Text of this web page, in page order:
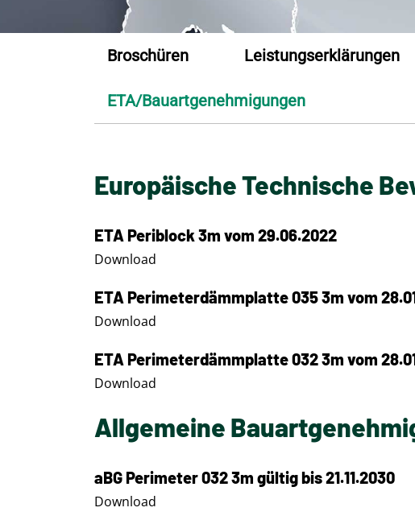
Broschüren Leistungserklärungen
ETA/Bauartgenehmigungen
Europäische Technische
ETA Periblock 3m vom 29.06.2022
Download
ETA Perimeterdämmplatte 035 3m vom
Download
ETA Perimeterdämmplatte 032 3m vom
Download
Allgemeine
aBG Perimeter 032 3m gültig bis 21.11.2030
Download